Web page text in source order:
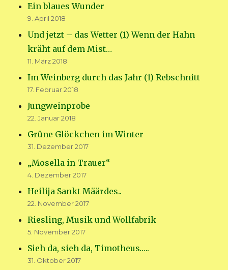
Ein blaues Wunder
9. April 2018
Und jetzt – das Wetter (1) Wenn der Hahn
kräht auf dem Mist…
11. März 2018
Im Weinberg durch das Jahr (1) Rebschnitt
17. Februar 2018
Jungweinprobe
22. Januar 2018
Grüne Glöckchen im Winter
31. Dezember 2017
„Mosella in Trauer“
4. Dezember 2017
Heilija Sankt Määrdes..
22. November 2017
Riesling, Musik und Wollfabrik
5. November 2017
Sieh da, sieh da, Timotheus…..
31. Oktober 2017